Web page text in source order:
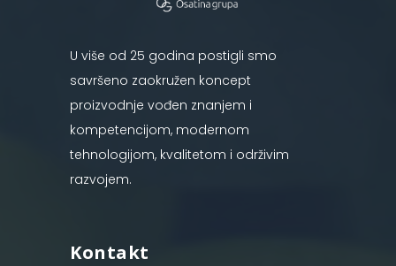
U više od 25 godina postigli smo
savršeno zaokružen koncept
proizvodnje vođen znanjem i
kompetencijom, modernom
tehnologijom, kvalitetom i održivim
razvojem.
Kontakt